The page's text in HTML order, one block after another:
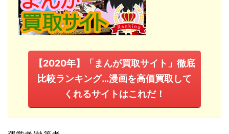
【2020年】「まんが買取サイト」徹底
比較ランキング…漫画を高価買取して
くれるサイトはこれだ！